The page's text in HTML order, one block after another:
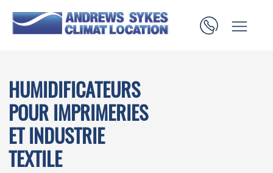
HUMIDIFICATEURS
POUR IMPRIMERIES
ET INDUSTRIE
TEXTILE